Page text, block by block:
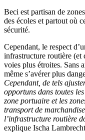
Beci est partisan de
des écoles et partout où
sécurité.
Cependant, le respect
infrastructure routière (et
voies plus étroites. Sans
même s’avérer plus
Cependant, de tels
opportuns dans toutes
zone portuaire et les
transport de
l’infrastructure routière
explique Ischa